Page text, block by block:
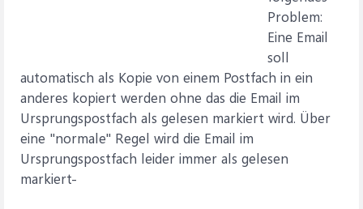
Problem:
Eine Email
soll
automatisch als Kopie von einem Postfach in ein
anderes kopiert werden ohne das die Email im
Ursprungspostfach als gelesen markiert wird. Über
eine "normale" Regel wird die Email im
Ursprungspostfach leider immer als gelesen
markiert-